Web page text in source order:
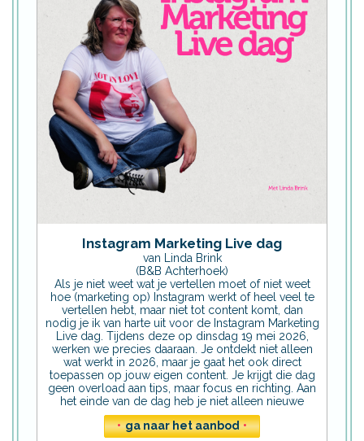
Instagram Marketing Live dag
van Linda Brink
(B&B Achterhoek)
Als je niet weet wat je vertellen moet of niet weet
hoe (marketing op) Instagram werkt of heel veel te
vertellen hebt, maar niet tot content komt, dan
nodig je ik van harte uit voor de Instagram Marketing
Live dag. Tijdens deze op dinsdag 19 mei 2026,
werken we precies daaraan. Je ontdekt niet alleen
wat werkt in 2026, maar je gaat het ook direct
toepassen op jouw eigen content. Je krijgt die dag
geen overload aan tips, maar focus en richting. Aan
het einde van de dag heb je niet alleen nieuwe
• ga naar het aanbod •